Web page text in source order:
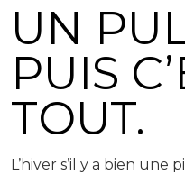
UN
PUIS
TOUT.
L’hiver s’il y a bien